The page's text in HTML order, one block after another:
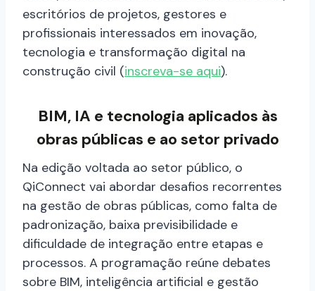
escritórios de projetos, gestores e
profissionais interessados em inovação,
tecnologia e transformação digital na
construção civil (inscreva-se aqui).
BIM, IA e tecnologia aplicados às
obras públicas e ao setor privado
Na edição voltada ao setor público, o
QiConnect vai abordar desafios recorrentes
na gestão de obras públicas, como falta de
padronização, baixa previsibilidade e
dificuldade de integração entre etapas e
processos. A programação reúne debates
sobre BIM, inteligência artificial e gestão